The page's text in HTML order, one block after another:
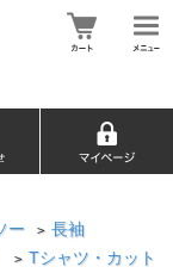
ー > 長袖
> Tシャツ・カット